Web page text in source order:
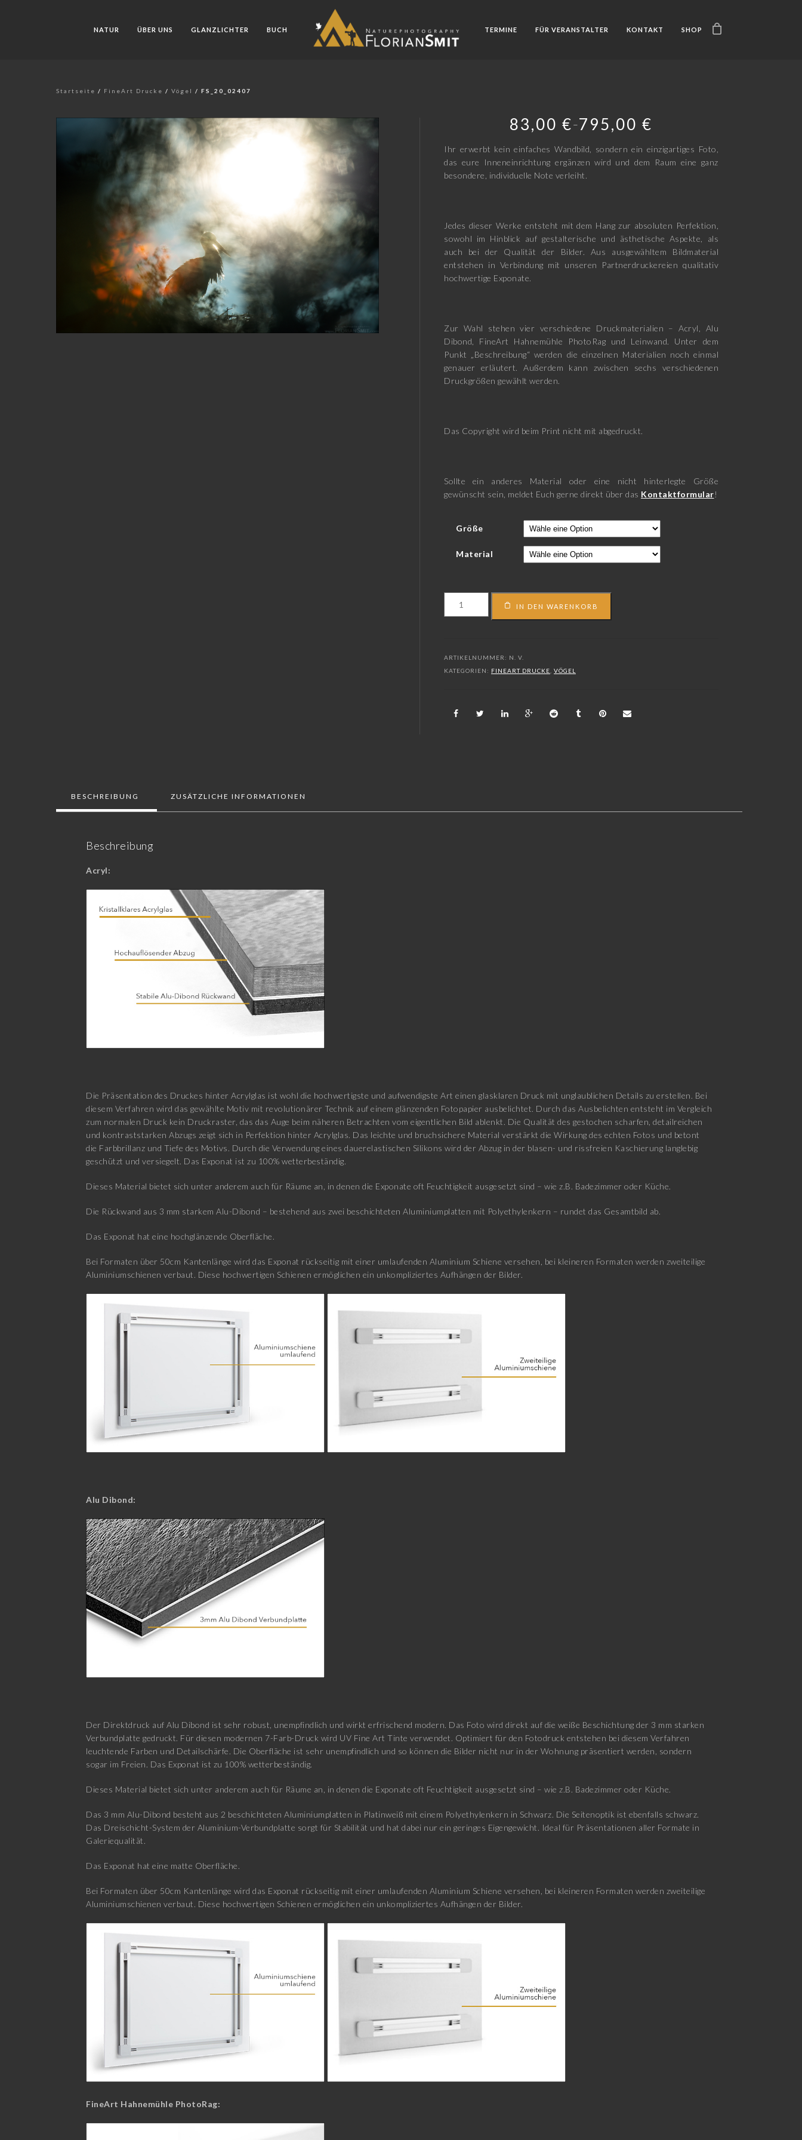
NATUR ÜBER UNS GLANZLICHTER BUCH TERMINE FÜR VERANSTALTER KONTAKT SHOP
Startseite / FineArt Drucke / Vögel / FS_20_02407
83,00€ –795,00 €
Ihr erwerbt kein einfaches Wandbild, sondern ein einzigartiges Foto,
das eure Inneneinrichtung ergänzen wird und dem Raum eine ganz
besondere, individuelle Note verleiht.
Jedes dieser Werke entsteht mit dem Hang zur absoluten Perfektion,
sowohl im Hinblick auf gestalterische und ästhetische Aspekte, als
auch bei der Qualität der Bilder. Aus ausgewähltem Bildmaterial
entstehen in Verbindung mit unseren Partnerdruckereien qualitativ
hochwertige Exponate.
Zur Wahl stehen vier verschiedene Druckmaterialien – Acryl, Alu
Dibond, FineArt Hahnemühle PhotoRag und Leinwand. Unter dem
Punkt „Beschreibung“ werden die einzelnen Materialien noch einmal
genauer erläutert. Außerdem kann zwischen sechs verschiedenen
Druckgrößen gewählt werden.
Das Copyright wird beim Print nicht mit abgedruckt.
Sollte ein anderes Material oder eine nicht hinterlegte Größe
gewünscht sein, meldet Euch gerne direkt über das Kontaktformular!
Größe
Material
Menge
IN DEN WARENKORB
ARTIKELNUMMER: N. V.
KATEGORIEN: FINEART DRUCKE VÖGEL
BESCHREIBUNG ZUSÄTZLICHE INFORMATIONEN
Beschreibung
Acryl:
Die Präsentation des Druckes hinter Acrylglas ist wohl die hochwertigste und aufwendigste Art einen glasklaren Druck mit unglaublichen Details zu erstellen. Bei
diesem Verfahren wird das gewählte Motiv mit revolutionärer Technik auf einem glänzenden Fotopapier ausbelichtet. Durch das Ausbelichten entsteht im Vergleich
zum normalen Druck kein Druckraster, das das Auge beim näheren Betrachten vom eigentlichen Bild ablenkt. Die Qualität des gestochen scharfen, detailreichen
und kontraststarken Abzugs zeigt sich in Perfektion hinter Acrylglas. Das leichte und bruchsichere Material verstärkt die Wirkung des echten Fotos und betont
die Farbbrillanz und Tiefe des Motivs. Durch die Verwendung eines dauerelastischen Silikons wird der Abzug in der blasen- und rissfreien Kaschierung langlebig
geschützt und versiegelt. Das Exponat ist zu 100% wetterbeständig.
Dieses Material bietet sich unter anderem auch für Räume an, in denen die Exponate oft Feuchtigkeit ausgesetzt sind – wie z.B. Badezimmer oder Küche.
Die Rückwand aus 3 mm starkem Alu-Dibond – bestehend aus zwei beschichteten Aluminiumplatten mit Polyethylenkern – rundet das Gesamtbild ab.
Das Exponat hat eine hochglänzende Oberfläche.
Bei Formaten über 50cm Kantenlänge wird das Exponat rückseitig mit einer umlaufenden Aluminium Schiene versehen, bei kleineren Formaten werden zweiteilige
Aluminiumschienen verbaut. Diese hochwertigen Schienen ermöglichen ein unkompliziertes Aufhängen der Bilder.
Alu Dibond:
Der Direktdruck auf Alu Dibond ist sehr robust, unempfindlich und wirkt erfrischend modern. Das Foto wird direkt auf die weiße Beschichtung der 3 mm starken
Verbundplatte gedruckt. Für diesen modernen 7-Farb-Druck wird UV Fine Art Tinte verwendet. Optimiert für den Fotodruck entstehen bei diesem Verfahren
leuchtende Farben und Detailschärfe. Die Oberfläche ist sehr unempfindlich und so können die Bilder nicht nur in der Wohnung präsentiert werden, sondern
sogar im Freien. Das Exponat ist zu 100% wetterbeständig.
Dieses Material bietet sich unter anderem auch für Räume an, in denen die Exponate oft Feuchtigkeit ausgesetzt sind – wie z.B. Badezimmer oder Küche.
Das 3 mm Alu-Dibond besteht aus 2 beschichteten Aluminiumplatten in Platinweiß mit einem Polyethylenkern in Schwarz. Die Seitenoptik ist ebenfalls schwarz.
Das Dreischicht-System der Aluminium-Verbundplatte sorgt für Stabilität und hat dabei nur ein geringes Eigengewicht. Ideal für Präsentationen aller Formate in
Galeriequalität.
Das Exponat hat eine matte Oberfläche.
Bei Formaten über 50cm Kantenlänge wird das Exponat rückseitig mit einer umlaufenden Aluminium Schiene versehen, bei kleineren Formaten werden zweiteilige
Aluminiumschienen verbaut. Diese hochwertigen Schienen ermöglichen ein unkompliziertes Aufhängen der Bilder.
FineArt Hahnemühle PhotoRag: